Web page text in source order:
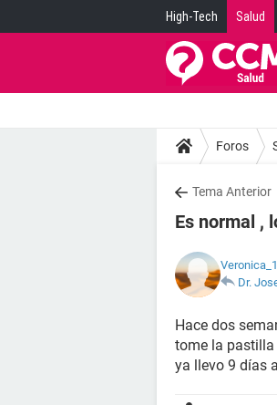
High-Tech Salud
Foros
Tema Anterior
Es normal ,
Dr.
Hace dos
tome la pastilla
ya llevo 9 días